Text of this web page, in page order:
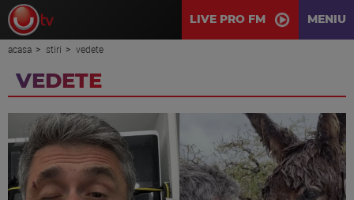
LIVE PRO FM MENIU
acasa stiri vedete
VEDETE